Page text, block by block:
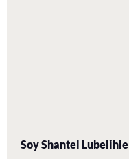
Soy Shantel Lubelihle